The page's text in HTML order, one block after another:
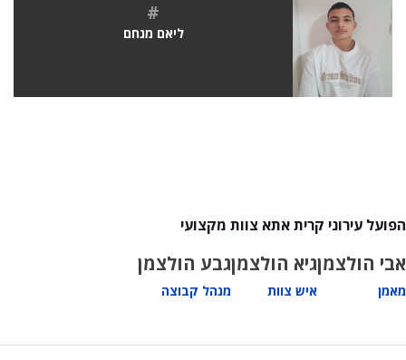
#
ליאם מנחם
הפועל עירוני קרית אתא צוות מקצועי
אבי הולצמן
מאמן
גיא הולצמן
איש צוות
גבע הולצמן
מנהל קבוצה